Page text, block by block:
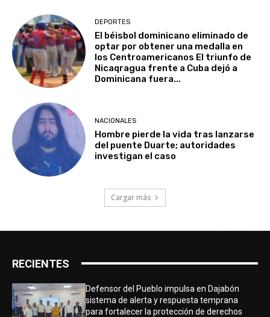
DEPORTES
El béisbol dominicano eliminado de
optar por obtener una medalla en
los Centroamericanos El triunfo de
Nicaqragua frente a Cuba dejó a
Dominicana fuera...
NACIONALES
Hombre pierde la vida tras lanzarse
del puente Duarte; autoridades
investigan el caso
Cargar más
RECIENTES
Defensor del Pueblo impulsa en Dajabón
sistema de alerta y respuesta temprana
para fortalecer la protección de derechos